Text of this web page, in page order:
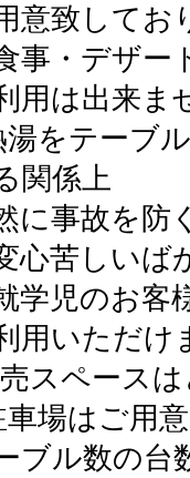
意致してお
事・デザー
用は出来ま
湯をテーブ
関係上
に事故を防
心苦しいば
学児のお客
用いただけ
スペース
車場はご用
ブル数の台